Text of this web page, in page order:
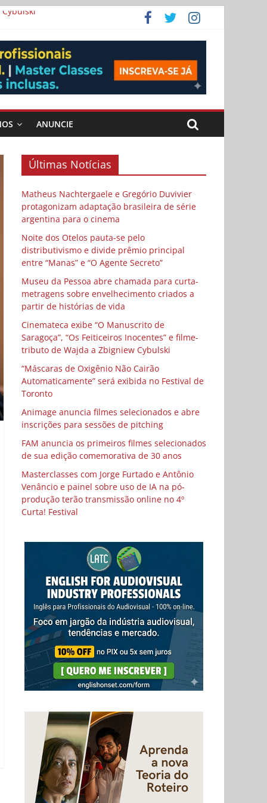
vida
ANUNCIE
Últimas Notícias
Matheus Nachtergaele e Gregório Duvivier
protagonizam adaptação brasileira de série
argentina para o cinema
Noite dos Otelos pauta-se pelo
distributivismo e divide prêmio principal
entre “Manas” e “O Agente Secreto”
Museu da Pessoa abre chamada para curta-
metragens sobre envelhecimento criados a
partir de histórias de vida
Cinemateca exibe “O Manuscrito de
Saragoça”, “Os Feiticeiros Inocentes” e filme-
tributo de Wajda a Zbigniew Cybulski
“Máscaras de Oxigênio Não Cairão
Automaticamente” será exibida no Festival de
Toronto
Animage anuncia filmes selecionados e abre
inscrições para sessões de pitching
FAM anuncia os primeiros filmes selecionados
de sua edição comemorativa de 30 anos
Masterclasses com Jorge Furtado e Antônio
Venâncio e painel sobre uso de IA na pó-
produção terão transmissão online no 4º
Curta! Festival